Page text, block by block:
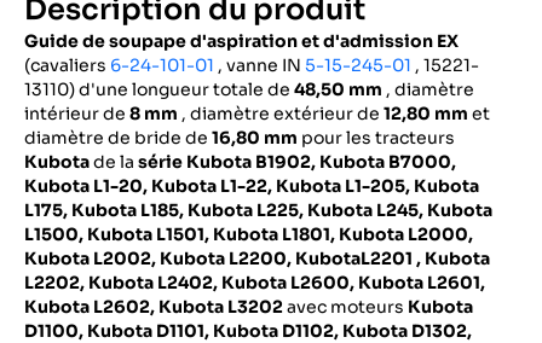
Description du produit
Guide de soupape d'aspiration et d'admission EX
(cavaliers 6-24-101-01 , vanne IN 5-15-245-01 , 15221-
13110) d'une longueur totale de 48,50 mm , diamètre
intérieur de 8 mm , diamètre extérieur de 12,80 mm et
diamètre de bride de 16,80 mm pour les tracteurs
Kubotade la série Kubota B1902, Kubota B7000,
Kubota L1-20, Kubota L1-22, Kubota L1-205, Kubota
L175, Kubota L185, Kubota L225, Kubota L245, Kubota
L1500, Kubota L1501, Kubota L1801, Kubota L2000,
Kubota L2002, Kubota L2200, KubotaL2201 , Kubota
L2202, Kubota L2402, Kubota L2600, Kubota L2601,
Kubota L2602, Kubota L3202avec moteurs Kubota
D1100, Kubota D1101, Kubota D1102, Kubota D1302,